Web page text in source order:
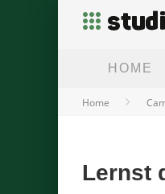
HOME
Home
Lernst